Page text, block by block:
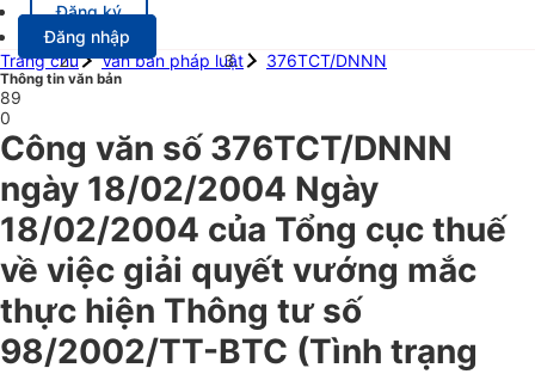
Đăng ký
Đăng nhập
Trang chủ
Văn bản pháp luật 376TCT/DNNN
Thông tin văn bản
89
0
Công văn số 376TCT/DNNN
ngày 18/02/2004 Ngày
18/02/2004 của Tổng cục thuế
về việc giải quyết vướng mắc
thực hiện Thông tư số
98/2002/TT-BTC (Tình trạng